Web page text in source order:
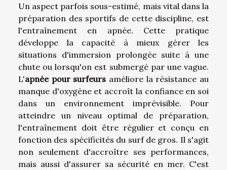
Un aspect parfois sous-estimé, mais vital dans la
préparation des sportifs de cette discipline, est
l'entraînement en apnée. Cette pratique
développe la capacité à mieux gérer les
situations d'immersion prolongée suite à une
chute ou lorsqu'on est submergé par une vague.
L'apnée pour surfeurs améliore la résistance au
manque d'oxygène et accroît la confiance en soi
dans un environnement imprévisible. Pour
atteindre un niveau optimal de préparation,
l'entraînement doit être régulier et conçu en
fonction des spécificités du surf de gros. Il s'agit
non seulement d'accroître ses performances,
mais aussi d'assurer sa sécurité en mer. C'est